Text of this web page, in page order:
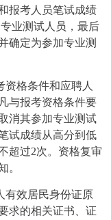
报考人员笔试成绩
业测试人员，最后
确定为参加专业测
资格条件和应聘人
与报考资格条件要
消其参加专业测试
试成绩从高分到低
超过2次。资格复审
。
有效居民身份证原
求的相关证书、证